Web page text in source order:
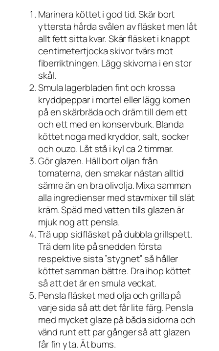
Marinera köttet i god tid. Skär bort
yttersta hårda svålen av fläsket men låt
allt fett sitta kvar. Skär fläsket i knappt
centimetertjocka skivor tvärs mot
fiberriktningen. Lägg skivorna i en stor
skål.
Smula lagerbladen fint och krossa
kryddpeppar i mortel eller lägg kornen
på en skärbräda och dräm till dem ett
och ett med en konservburk. Blanda
köttet noga med kryddor, salt, socker
och ouzo. Låt stå i kyl ca 2 timmar.
Gör glazen. Häll bort oljan från
tomaterna, den smakar nästan alltid
sämre än en bra olivolja. Mixa samman
alla ingredienser med stavmixer till slät
kräm. Späd med vatten tills glazen är
mjuk nog att pensla.
Trä upp sidfläsket på dubbla grillspett.
Trä dem lite på snedden första
respektive sista ”stygnet” så håller
köttet samman bättre. Dra ihop köttet
så att det är en smula veckat.
Pensla fläsket med olja och grilla på
varje sida så att det får lite färg. Pensla
med mycket glaze på båda sidorna och
vänd runt ett par gånger så att glazen
får fin yta. Ät bums.